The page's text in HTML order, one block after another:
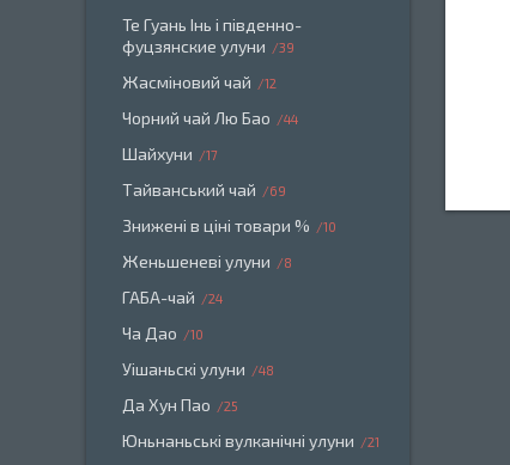
Те Гуань Інь і південно-
фуцзянские улуни
39
Жасміновий чай 12
Чорний чай Лю Бао 44
Шайхуни 17
Тайванський чай 69
Знижені в ціні товари % 10
Женьшеневі улуни 8
ГАБА-чай 24
Ча Дао 10
Уішаньскі улуни 48
Да Хун Пао 25
Юньнаньські вулканічні улуни 21